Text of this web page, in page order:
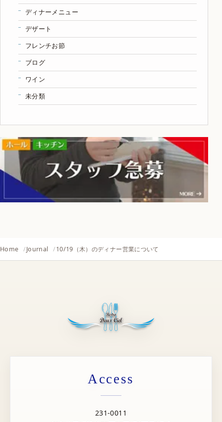
ディナーメニュー
デザート
フレンチお節
ブログ
ワイン
未分類
Home Journal 10/19（木）のディナー営業について
Access
231-0011